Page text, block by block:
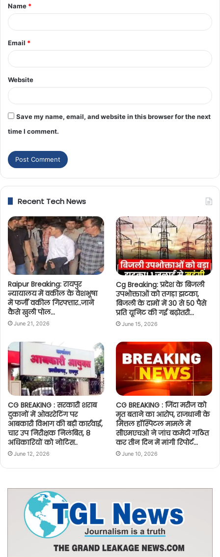
Name *
Email *
Website
Save my name, email, and website in this browser for the next
time I comment.
Recent Tech News
Raipur Breaking: रायपुर
न्यायालय में वकील के वेशभूषा
में फर्जी वकील गिरफ्तार..जानें
कैसे खुली पोल…
June 21, 2026
Cg Breaking: प्रदेश के बिजली
उपभोक्ताओं को तगड़ा झटका,
बिजली के दामों में 30 से 50 पैसे
प्रति यूनिट की गई बढ़ोतरी…
June 15, 2026
CG BREAKING : सरकारी शराब
दुकानों में ओवररेटिंग पर
आबकारी विभाग की बड़ी कार्रवाई,
चार उप निरीक्षक निलंबित, 8
अधिकारियों को नोटिस..
June 12, 2026
CG BREAKING : जिंदा मरीज को
मृत बताने का आरोप, राजधानी के
मित्तल हॉस्पिटल मामले में
सीएमएचओ ने जांच कमेटी गठित
कर तीन दिन में मांगी रिपोर्ट…
June 10, 2026